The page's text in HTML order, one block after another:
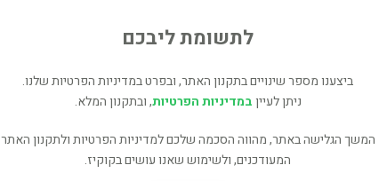
לתשומת ליבכם
ביצענו מספר שינויים בתקנון האתר, ובפרט במדיניות הפרטיות שלנו.
ניתן לעייןבמדיניות הפרטיות, ובתקנון המלא.
המשך הגלישה באתר, מהווה הסכמה שלכם למדיניות הפרטיות ולתקנון האתר
המעודכנים, ולשימוש שאנו עושים בקוקיז.